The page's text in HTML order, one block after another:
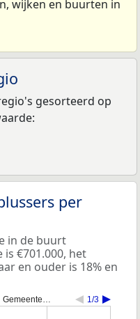
wijken en buurten in
gesorteerd op
per
in de buurt
€701.000, het
en ouder is 18% en
Gemeente… 1/3